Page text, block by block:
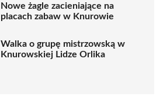
Nowe żagle zacieniające na
placach zabaw w Knurowie
Walka o grupę mistrzowską w
Knurowskiej Lidze Orlika